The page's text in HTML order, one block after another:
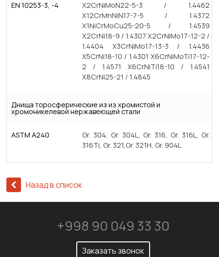
EN 10253-3, -4
X2CrNiMoN22-5-3 / 1.4462
X12CrMnNiN17-7-5 / 1.4372
X1NiCrMoCu25-20-5 / 1.4539
X2CrNi18-9 / 1.4307 X2CrNiMo17-12-2 /
1.4404 X3CrNiMo17-13-3 / 1.4436
X5CrNi18-10 / 1.4301 X6CrNiMoTi17-12-
2 / 1.4571 X6CrNiTi18-10 / 1.4541
X8CrNi25-21 / 1.4845
Днища торосферические из из хромистой и
хромоникелевой нержавеющей стали
ASTM A240
Gr. 304, Gr. 304L, Gr. 316, Gr. 316L, Gr.
316Ti, Gr. 321,Gr. 321H, Gr. 904L
Назад в список
+998 90 049 33 30
Заказать звонок